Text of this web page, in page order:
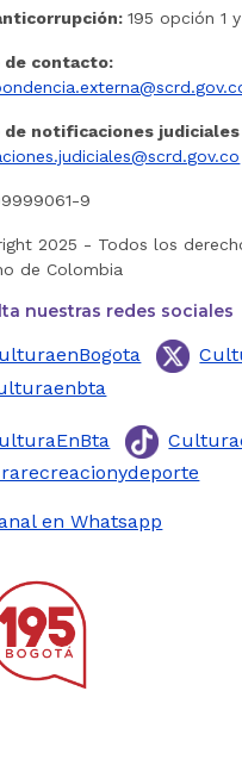
195 opción 1
de contacto:
de notificaciones judiciales
9
2025 - Todos los
de Colombia
nuestras redes sociales
en Whatsapp